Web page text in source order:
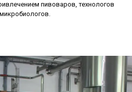
пивоваров, технологов